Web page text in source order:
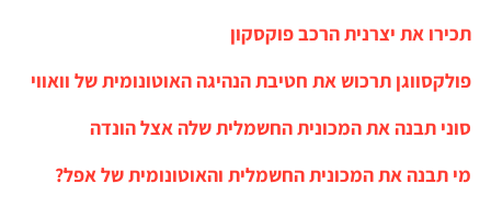
תכירו את יצרנית הרכב פוקסקון
פולקסווגן תרכוש את חטיבת הנהיגה האוטונומית של וואווי
סוני תבנה את המכונית החשמלית שלה אצל הונדה
מי תבנה את המכונית החשמלית והאוטונומית של אפל?